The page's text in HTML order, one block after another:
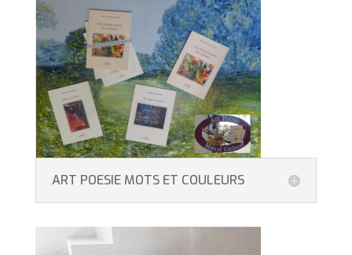
ART POESIE MOTS ET COULEURS